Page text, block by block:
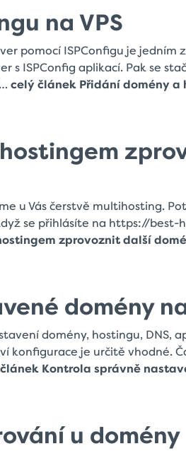
na VPS
pomocí ISPConfigu je jedním
s ISPConfig aplikací. Pak se
celý článek Přidání domény a
u Vás čerstvě multihosting.
se přihlásíte na https://best-
zprovoznit další
domény
domény, hostingu, DNS,
konfigurace je určitě vhodné.
Kontrola správně
u domény